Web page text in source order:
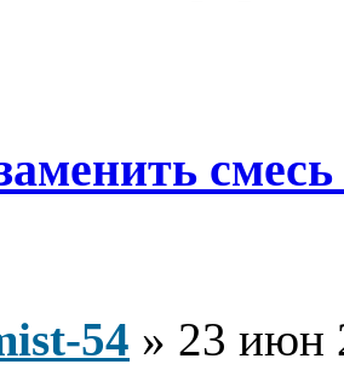
54 » 23 июн